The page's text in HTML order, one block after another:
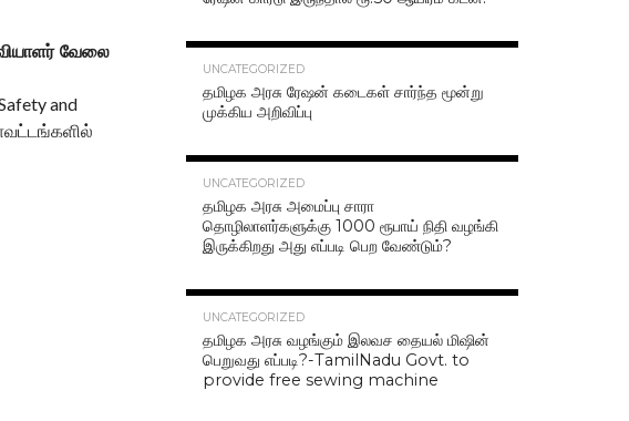
வேலை
and
UNCATEGORIZED
தமிழக அரசு ரேஷன் கடைகள் சார்ந்த மூன்று
முக்கிய அறிவிப்பு
UNCATEGORIZED
தமிழக அரசு அமைப்பு சாரா
தொழிலாளர்களுக்கு 1000 ரூபாய் நிதி வழங்கி
இருக்கிறது அது எப்படி பெற வேண்டும்?
UNCATEGORIZED
தமிழக அரசு வழங்கும் இலவச தையல் மிஷின்
பெறுவது எப்படி?-TamilNadu Govt. to
provide free sewing machine